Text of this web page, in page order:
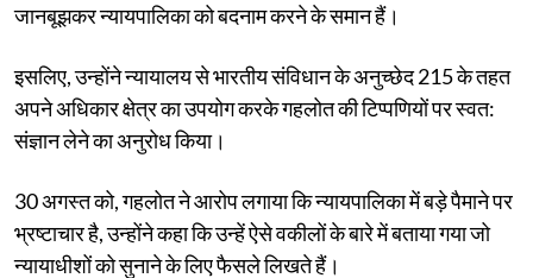
जानबूझकर न्यायपालिका को बदनाम करने के समान हैं।
इसलिए, उन्होंने न्यायालय से भारतीय संविधान के अनुच्छेद 215 के तहत
अपने अधिकार क्षेत्र का उपयोग करके गहलोत की टिप्पणियों पर स्वत:
संज्ञान लेने का अनुरोध किया।
30 अगस्त को, गहलोत ने आरोप लगाया कि न्यायपालिका में बड़े पैमाने पर
भ्रष्टाचार है, उन्होंने कहा कि उन्हें ऐसे वकीलों के बारे में बताया गया जो
न्यायाधीशों को सुनाने के लिए फैसले लिखते हैं।